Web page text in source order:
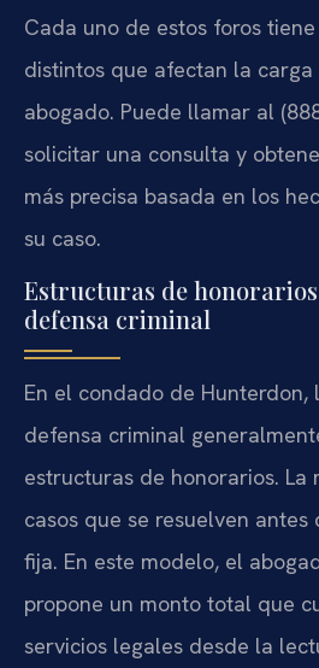
Cada uno de estos foros
distintos que afectan la
abogado. Puede llamar al
solicitar una consulta y
más precisa basada en los
su caso.
Estructuras de
defensa criminal
En el condado de Hunterdon,
defensa criminal
estructuras de honorarios. La
casos que se resuelven
fija. En este modelo, el
propone un monto total que
servicios legales desde la